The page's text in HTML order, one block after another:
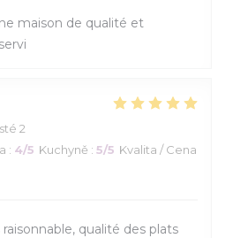
maison de qualité et
2
: 4/5 Kuchyně : 5/5 Kvalita / Cena
qualité des plats